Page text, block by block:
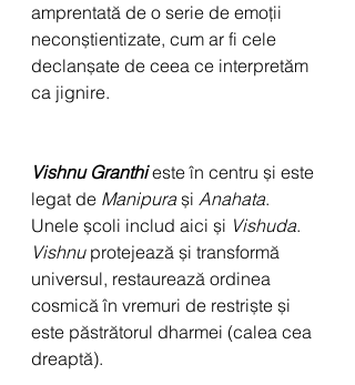
amprentată de o serie de emoții
neconștientizate, cum ar fi cele
declanșate de ceea ce interpretăm
ca jignire.
Vishnu Granthi este în centru și este
legat de Manipura și Anahata.
Unele școli includ aici și Vishuda.
Vishnu protejează și transformă
universul, restaurează ordinea
cosmică în vremuri de restriște și
este păstrătorul dharmei (calea cea
dreaptă).